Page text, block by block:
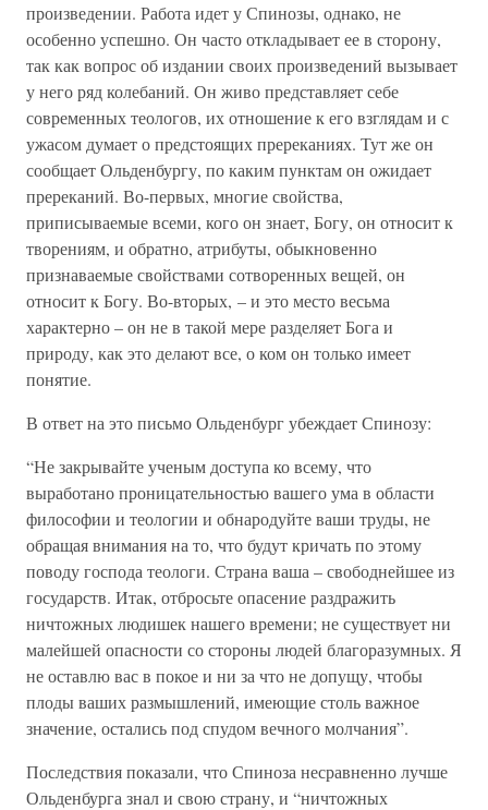
произведении. Работа идет у Спинозы, однако, не
особенно успешно. Он часто откладывает ее в сторону,
так как вопрос об издании своих произведений вызывает
у него ряд колебаний. Он живо представляет себе
современных теологов, их отношение к его взглядам и с
ужасом думает о предстоящих пререканиях. Тут же он
сообщает Ольденбургу, по каким пунктам он ожидает
пререканий. Во-первых, многие свойства,
приписываемые всеми, кого он знает, Богу, он относит к
творениям, и обратно, атрибуты, обыкновенно
признаваемые свойствами сотворенных вещей, он
относит к Богу. Во-вторых, – и это место весьма
характерно – он не в такой мере разделяет Бога и
природу, как это делают все, о ком он только имеет
понятие.
В ответ на это письмо Ольденбург убеждает Спинозу:
“Не закрывайте ученым доступа ко всему, что
выработано проницательностью вашего ума в области
философии и теологии и обнародуйте ваши труды, не
обращая внимания на то, что будут кричать по этому
поводу господа теологи. Страна ваша – свободнейшее из
государств. Итак, отбросьте опасение раздражить
ничтожных людишек нашего времени; не существует ни
малейшей опасности со стороны людей благоразумных. Я
не оставлю вас в покое и ни за что не допущу, чтобы
плоды ваших размышлений, имеющие столь важное
значение, остались под спудом вечного молчания”.
Последствия показали, что Спиноза несравненно лучше
Ольденбурга знал и свою страну, и “ничтожных